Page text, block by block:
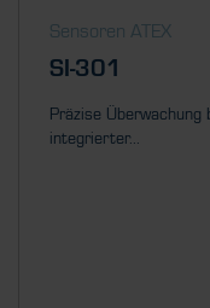
Sensoren ATEX
SI-301
Präzise
integrierter...